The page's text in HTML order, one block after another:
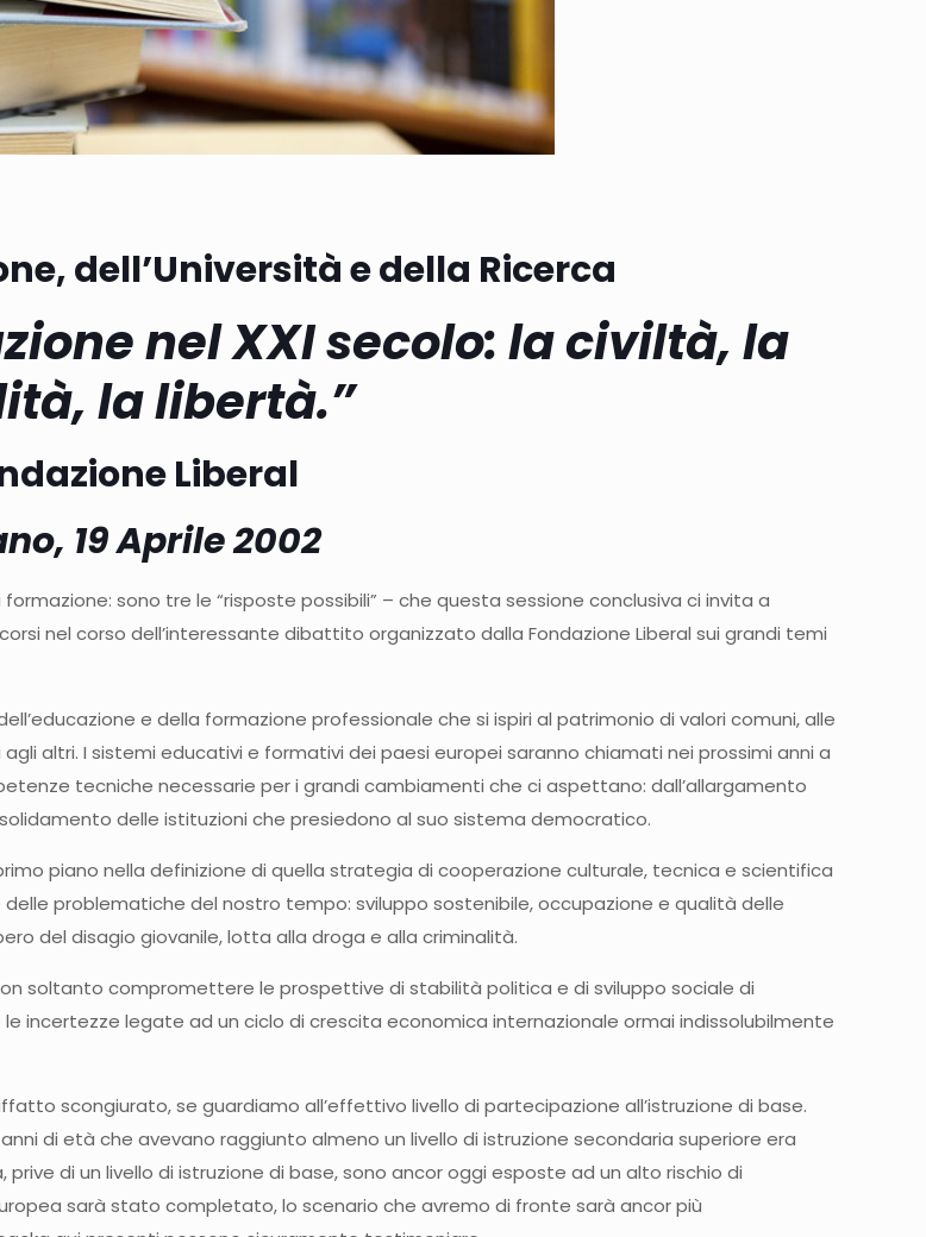
dell’Università e della Ricerca
nel XXI secolo: la civiltà, la
la libertà.”
Liberal
19 Aprile 2002
sono tre le “risposte possibili” – che questa sessione conclusiva ci invita a
nel corso dell’interessante dibattito organizzato dalla Fondazione Liberal sui grandi temi
e della formazione professionale che si ispiri al patrimonio di valori comuni, alle
altri. I sistemi educativi e formativi dei paesi europei saranno chiamati nei prossimi anni a
tecniche necessarie per i grandi cambiamenti che ci aspettano: dall’allargamento
delle istituzioni che presiedono al suo sistema democratico.
piano nella definizione di quella strategia di cooperazione culturale, tecnica e scientifica
problematiche del nostro tempo: sviluppo sostenibile, occupazione e qualità delle
del disagio giovanile, lotta alla droga e alla criminalità.
soltanto compromettere le prospettive di stabilità politica e di sviluppo sociale di
incertezze legate ad un ciclo di crescita economica internazionale ormai indissolubilmente
scongiurato, se guardiamo all’effettivo livello di partecipazione all’istruzione di base.
di età che avevano raggiunto almeno un livello di istruzione secondaria superiore era
prive di un livello di istruzione di base, sono ancor oggi esposte ad un alto rischio di
sarà stato completato, lo scenario che avremo di fronte sarà ancor più